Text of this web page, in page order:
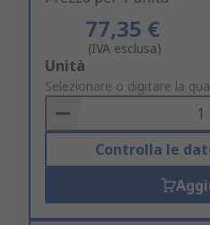
77,35 €
(IVA esclusa)
Add
to
Basket
Unità
Selezionare o digitare la
Controlla le